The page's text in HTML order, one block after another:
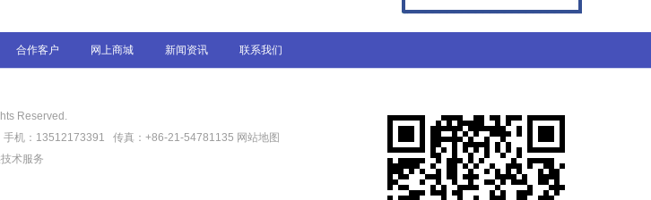
合作客户 网上商城 新闻资讯 联系我们
Reserved.
机：13512173391 传真：+86-21-54781135 网站地图
术服务